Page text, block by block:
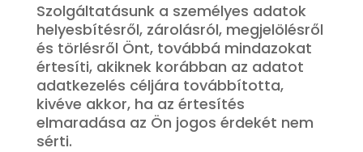
Szolgáltatásunk a személyes adatok
helyesbítésről, zárolásról, megjelölésről
és törlésről Önt, továbbá mindazokat
értesíti, akiknek korábban az adatot
adatkezelés céljára továbbította,
kivéve akkor, ha az értesítés
elmaradása az Ön jogos érdekét nem
sérti.